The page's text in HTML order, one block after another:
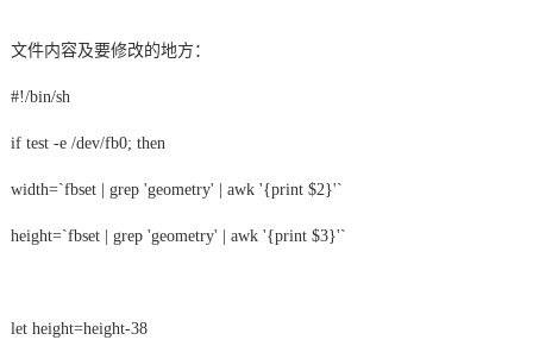
文件内容及要修改的地方：
#!/bin/sh
if test -e /dev/fb0; then
width=`fbset | grep 'geometry' | awk '{print $2}'`
height=`fbset | grep 'geometry' | awk '{print $3}'`
let height=height-38